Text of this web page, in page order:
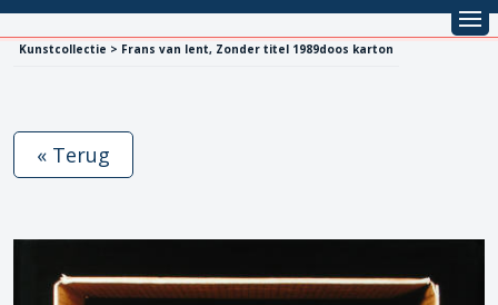
Kunstcollectie > Frans van lent, Zonder titel 1989doos karton
« Terug